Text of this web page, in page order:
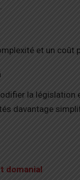
et un coût
la législation
davantage
domanial